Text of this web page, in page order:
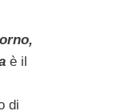
è il
di